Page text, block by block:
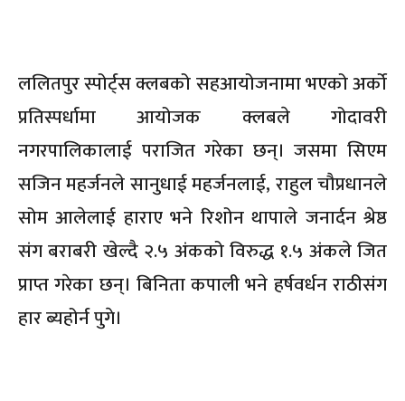
ललितपुर स्पोर्ट्स क्लबको सहआयोजनामा भएको अर्को
प्रतिस्पर्धामा आयोजक क्लबले गोदावरी
नगरपालिकालाई पराजित गरेका छन्। जसमा सिएम
सजिन महर्जनले सानुधाई महर्जनलाई, राहुल चौप्रधानले
सोम आलेलाई हाराए भने रिशोन थापाले जनार्दन श्रेष्ठ
संग बराबरी खेल्दै २.५ अंकको विरुद्ध १.५ अंकले जित
प्राप्त गरेका छन्। बिनिता कपाली भने हर्षवर्धन राठीसंग
हार ब्यहोर्न पुगे।